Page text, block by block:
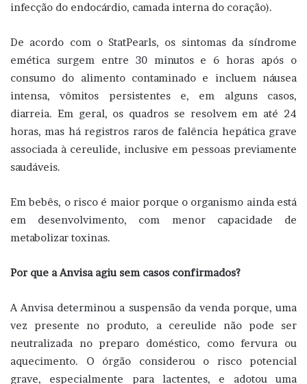
infecção do endocárdio, camada interna do coração).
De acordo com o StatPearls, os sintomas da síndrome
emética surgem entre 30 minutos e 6 horas após o
consumo do alimento contaminado e incluem náusea
intensa, vômitos persistentes e, em alguns casos,
diarreia. Em geral, os quadros se resolvem em até 24
horas, mas há registros raros de falência hepática grave
associada à cereulide, inclusive em pessoas previamente
saudáveis.
Em bebês, o risco é maior porque o organismo ainda está
em desenvolvimento, com menor capacidade de
metabolizar toxinas.
Por que a Anvisa agiu sem casos confirmados?
A Anvisa determinou a suspensão da venda porque, uma
vez presente no produto, a cereulide não pode ser
neutralizada no preparo doméstico, como fervura ou
aquecimento. O órgão considerou o risco potencial
grave, especialmente para lactentes, e adotou uma